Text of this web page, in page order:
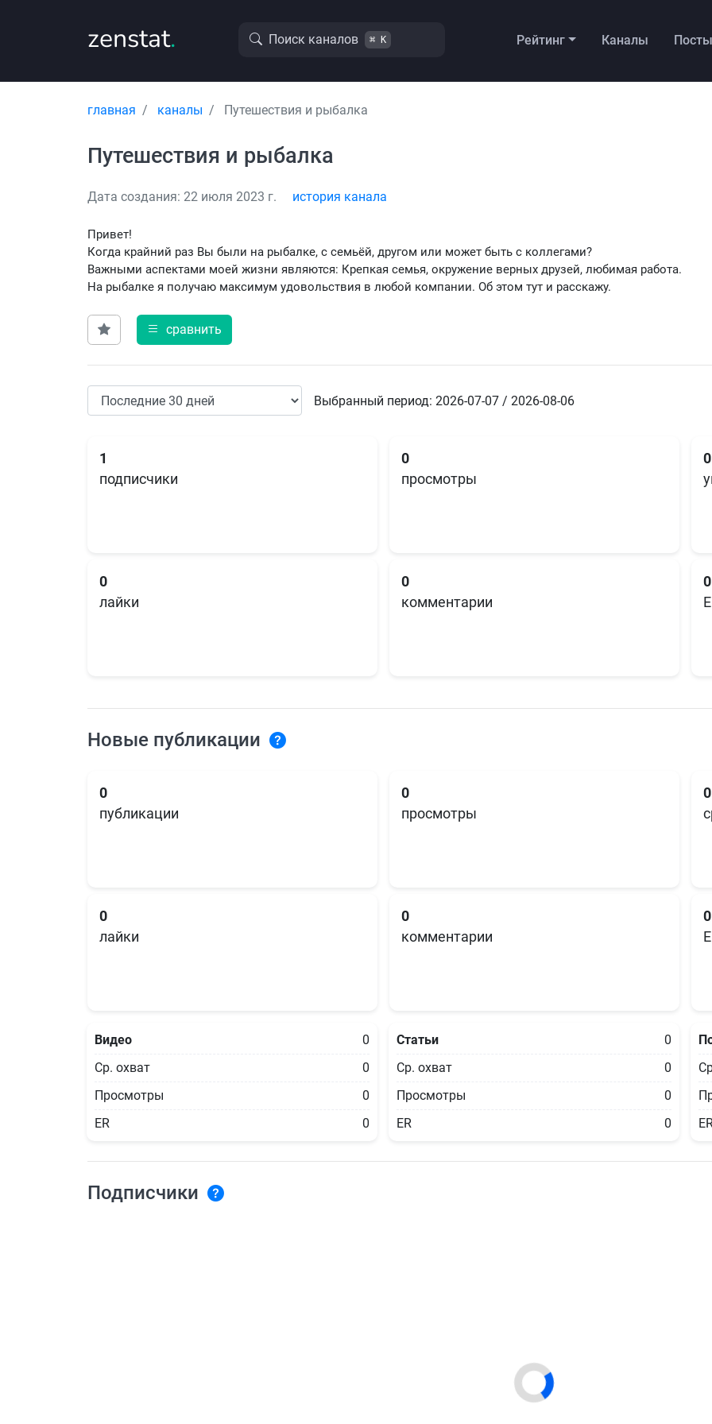
zenstat. Поиск каналов ⌘ K Рейтинг Каналы Посты
главная каналы Путешествия и рыбалка
Путешествия и рыбалка
Дата создания: 22 июля 2023 г. история канала
Привет!
Когда крайний раз Вы были на рыбалке, с семьёй, другом или может быть с коллегами?
Важными аспектами моей жизни являются: Крепкая семья, окружение верных друзей, любимая работа.
На рыбалке я получаю максимум удовольствия в любой компании. Об этом тут и расскажу.
сравнить
Выбранный период: 2026-07-07 / 2026-08-06
1
подписчики
0
просмотры
0
0
лайки
0
комментарии
0
Новые публикации
0
публикации
0
просмотры
0
0
лайки
0
комментарии
0
Видео
0
Ср. охват
0
Просмотры
0
ER
0
Статьи
0
Ср. охват
0
Просмотры
0
ER
0
Подписчики